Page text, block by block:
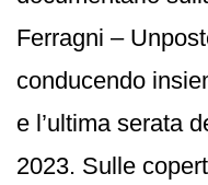
Ferragni –
conducendo
e l’ultima serata
2023. Sulle